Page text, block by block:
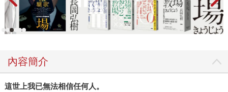
內容簡介
這世上我已無法相信任何人。